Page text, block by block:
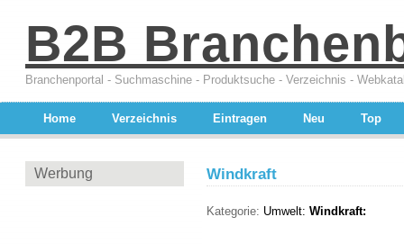
B2B
Branchenportal - Suchmaschine - Produktsuche - Verzeichnis -
Home Verzeichnis Eintragen Neu Top
Werbung Windkraft
Kategorie: Umwelt: Windkraft: